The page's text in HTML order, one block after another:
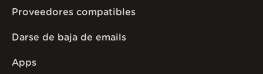
Proveedores compatibles
Darse de baja de emails
Apps